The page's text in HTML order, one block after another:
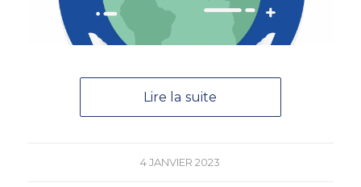
Lire la suite
4 JANVIER 2023